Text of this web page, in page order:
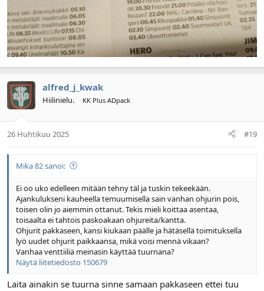
alfred_j_kwak
Hiilinielu. KK Plus ADpack
26 Huhtikuu 2025 #19
Mika 82 sanoi:
Ei oo uko edelleen mitään tehny täl ja tuskin tekeekään.
Ajankulukseni kauheella temuumisella sain vanhan ohjurin pois,
toisen olin jo aiemmin ottanut. Tekis mieli koittaa asentaa,
toisaalta ei tahtois paskoakaan ohjureita/kantta.
Ohjurit pakkaseen, kansi kiukaan päälle ja hätäsellä toimituksella
lyö uudet ohjurit paikkaansa, mikä voisi mennä vikaan?
Vanhaa venttiiliä meinasin käyttää tuurnana?
Näytä liitetiedosto 150679
Laita ainakin se tuurna sinne samaan pakkaseen ettei tuu